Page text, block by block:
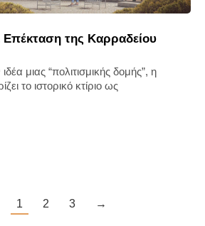
της Καρραδείου
μιας “πολιτισμικής δομής”, η
το ιστορικό κτίριο ως
1 2 3 →